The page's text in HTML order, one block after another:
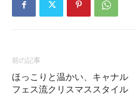
前の記事
ほっこりと温かい、キャナル
フェス流クリスマススタイル